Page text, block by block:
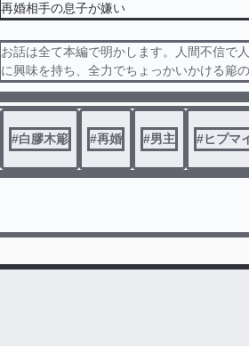
再婚相手の息子が嫌い
お話は全て本編で明かします。人間不信で
に興味を持ち、全力でちょっかいかける簓の
#白膠木簓 #再婚 #男主 #ヒプマ